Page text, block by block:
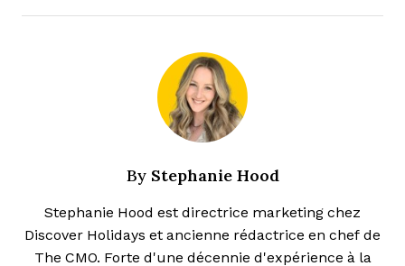
By Stephanie Hood
Stephanie Hood est directrice marketing chez
Discover Holidays et ancienne rédactrice en chef de
The CMO. Forte d'une décennie d'expérience à la